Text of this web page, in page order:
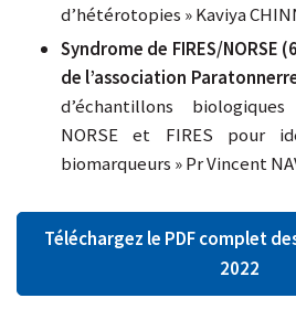
d’hétérotopies » Kaviya
Syndrome de FIRES/NORSE
de l’association
d’échantillons
NORSE et FIRES pour
biomarqueurs » Pr Vincent
Téléchargez le PDF complet
2022